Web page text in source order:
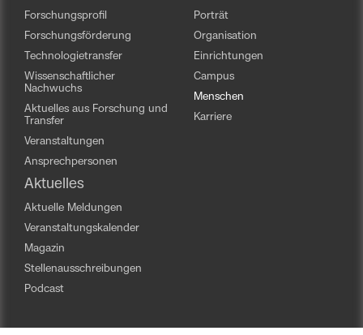
Forschungsprofil
Forschungsförderung
Technologietransfer
Wissenschaftlicher
Nachwuchs
Aktuelles aus Forschung und
Transfer
Veranstaltungen
Ansprechpersonen
Porträt
Organisation
Einrichtungen
Campus
Menschen
Karriere
Aktuelles
Aktuelle Meldungen
Veranstaltungskalender
Magazin
Stellenausschreibungen
Podcast